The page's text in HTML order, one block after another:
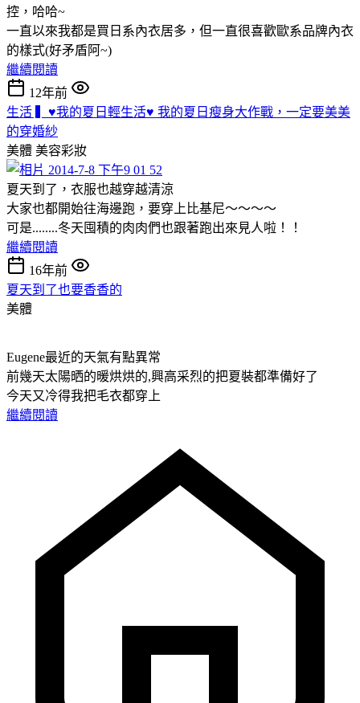
控，哈哈~
一直以來我都是買日系內衣居多，但一直很喜歡歐系品牌內衣
的樣式(好矛盾阿~)
繼續閱讀
12年前
生活 ▍♥我的夏日輕生活♥ 我的夏日瘦身大作戰，一定要美美
的穿婚紗
美體 美容彩妝
夏天到了，衣服也越穿越清涼
大家也都開始往海邊跑，要穿上比基尼～～～～
可是........冬天囤積的肉肉們也跟著跑出來見人啦！！
繼續閱讀
16年前
夏天到了也要香香的
美體
Eugene最近的天氣有點異常
前幾天太陽晒的暖烘烘的,興高采烈的把夏裝都準備好了
今天又冷得我把毛衣都穿上
繼續閱讀